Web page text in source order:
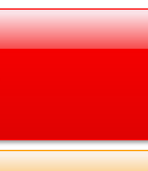
愛知県
沖縄県